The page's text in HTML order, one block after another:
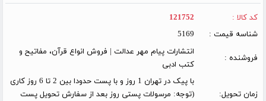
کد کالا :
121752
شناسه قیمت :
5169
فروشنده :
انتشارات پیام مهر عدالت | فروش انواع قرآن، مفاتیح و
کتب ادبی
زمان تحویل:
با پیک در تهران 1 روز و با پست حدودا بین 2 تا 6 روز کاری
(توجه: مرسولات پستی روز بعد از سفارش تحویل پست